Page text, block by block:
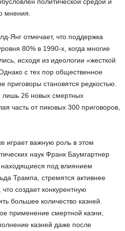
мнения.
Янг отмечает, что поддержка
80% в 1990-х, когда многие
исходя из идеологии «жесткой
с тех пор общественное
приговоры становятся редкостью.
лишь 26 новых смертных
часть от пиковых 300 приговоров,
играет важную роль в этом
наук Франк Баумгартнер
находящиеся под влиянием
Трампа, стремятся активнее
создает конкурентную
большее количество казней.
применение смертной казни,
казней даже после